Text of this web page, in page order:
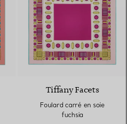
4 Couleurs
Tiffany Facets
Foulard carré en soie
fuchsia